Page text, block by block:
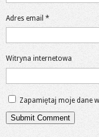
Adres email *
Witryna internetowa
Zapamiętaj moje dane